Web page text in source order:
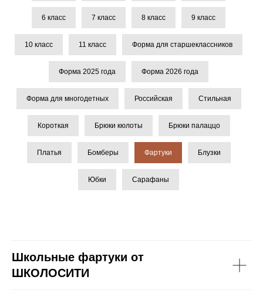
6 класс 7 класс 8 класс 9 класс
10 класс 11 класс Форма для старшеклассников
Форма 2025 года Форма 2026 года
Форма для многодетных Российская Стильная
Короткая Брюки кюлоты Брюки палаццо
Платья Бомберы Фартуки Блузки
Юбки Сарафаны
Школьные фартуки от
ШКОЛОСИТИ